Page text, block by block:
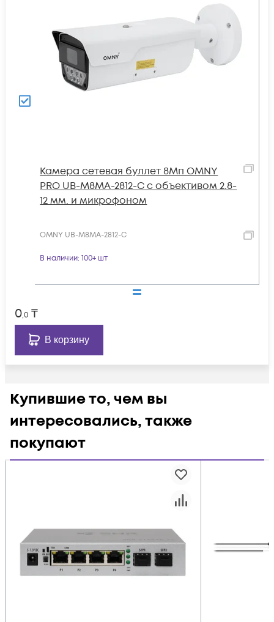
Камера сетевая буллет 8Мп OMNY
PRO UB-M8MA-2812-C с объективом 2.8-
12 мм. и микрофоном
OMNY UB-M8MA-2812-C
В наличии: 100+ шт
0,0 ₸
В корзину
Купившие то, чем вы
интересовались, также
покупают